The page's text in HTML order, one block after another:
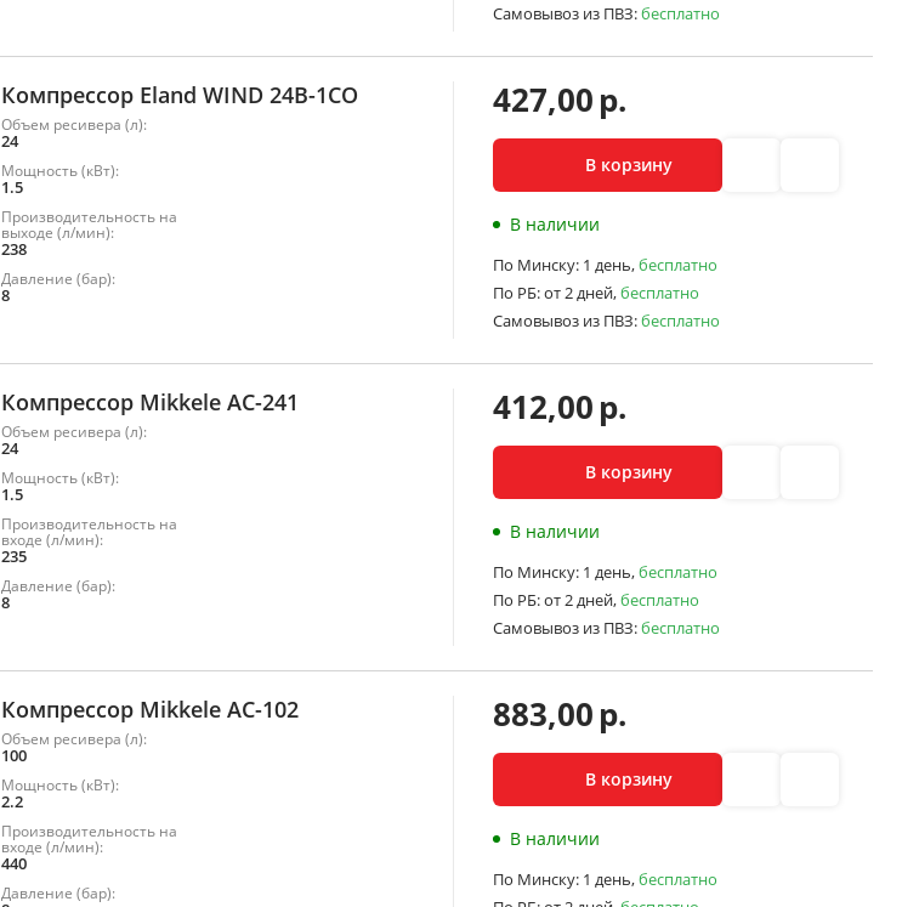
Самовывоз из ПВЗ:бесплатно
Компрессор Eland WIND 24B-1CO
Объем ресивера (л):
24
Мощность (кВт):
1.5
Производительность на
выходе (л/мин):
238
Давление (бар):
8
427,00р.
В корзину
В наличии
По Минску: 1 день,бесплатно
По РБ:от 2 дней,бесплатно
Самовывоз из ПВЗ:бесплатно
Компрессор Mikkele AC-241
Объем ресивера (л):
24
Мощность (кВт):
1.5
Производительность на
входе (л/мин):
235
Давление (бар):
8
412,00р.
В корзину
В наличии
По Минску: 1 день,бесплатно
По РБ:от 2 дней,бесплатно
Самовывоз из ПВЗ:бесплатно
Компрессор Mikkele AC-102
Объем ресивера (л):
100
Мощность (кВт):
2.2
Производительность на
входе (л/мин):
440
Давление (бар):
883,00р.
В корзину
В наличии
По Минску: 1 день,бесплатно